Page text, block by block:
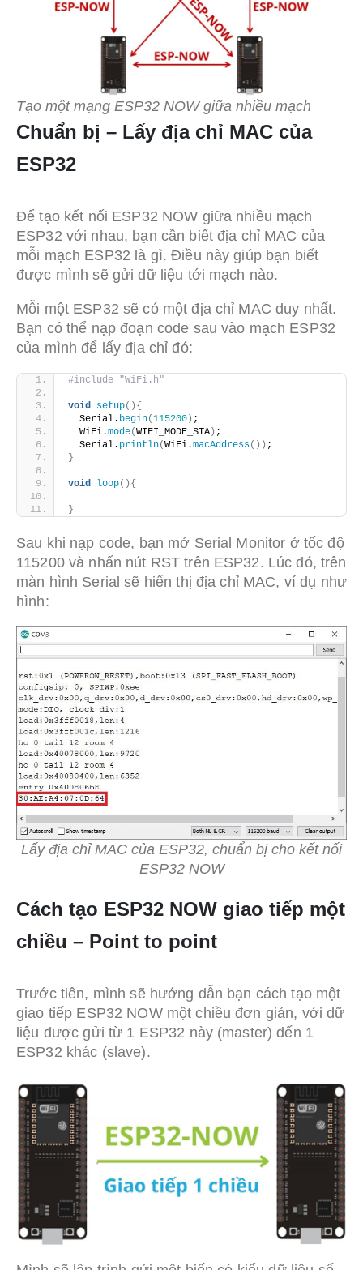
Tạo một mạng ESP32 NOW giữa nhiều mạch
Chuẩn bị – Lấy địa chỉ MAC của
ESP32
Để tạo kết nối ESP32 NOW giữa nhiều mạch
ESP32 với nhau, bạn cần biết địa chỉ MAC của
mỗi mạch ESP32 là gì. Điều này giúp bạn biết
được mình sẽ gửi dữ liệu tới mạch nào.
Mỗi một ESP32 sẽ có một địa chỉ MAC duy nhất.
Bạn có thể nạp đoạn code sau vào mạch ESP32
của mình để lấy địa chỉ đó:
#include "WiFi.h"
void setup(){
  Serial.
begin(115200 ) ;
  WiFi.
mode(WIFI_MODE_STA ) ;
  Serial.
println(WiFi.macAddress()) ;
}
void loop(){
}
Sau khi nạp code, bạn mở Serial Monitor ở tốc độ
115200 và nhấn nút RST trên ESP32. Lúc đó, trên
màn hình Serial sẽ hiển thị địa chỉ MAC, ví dụ như
hình:
Lấy địa chỉ MAC của ESP32, chuẩn bị cho kết nối
ESP32 NOW
Cách tạo ESP32 NOW giao tiếp một
chiều – Point to point
Trước tiên, mình sẽ hướng dẫn bạn cách tạo một
giao tiếp ESP32 NOW một chiều đơn giản, với dữ
liệu được gửi từ 1 ESP32 này (master) đến 1
ESP32 khác (slave).